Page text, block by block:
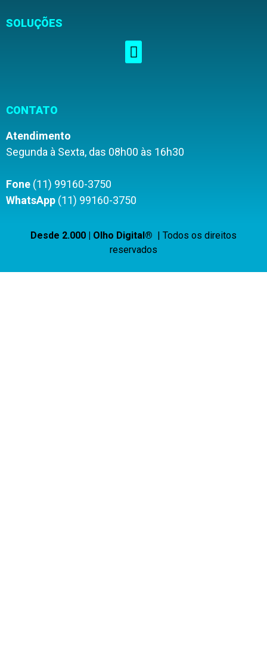
SOLUÇÕES
CONTATO
Atendimento
Segunda à Sexta, das 08h00 às 16h30
Fone (11) 99160-3750
WhatsApp (11) 99160-3750
Desde 2.000 | Olho Digital® | Todos os direitos
reservados